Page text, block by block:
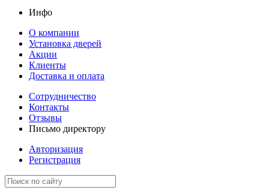
Инфо
О компании
Установка дверей
Акции
Клиенты
Доставка и оплата
Сотрудничество
Контакты
Отзывы
Письмо директору
Авторизация
Регистрация